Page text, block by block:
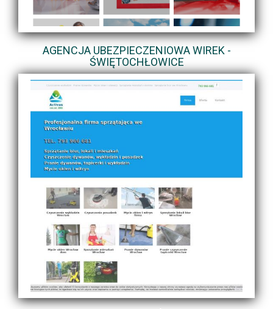
AGENCJA UBEZPIECZENIOWA WIREK -
ŚWIĘTOCHŁOWICE